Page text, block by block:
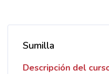
Sumilla
Descripción del